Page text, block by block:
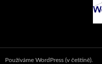
Používáme WordPress (v češtině).